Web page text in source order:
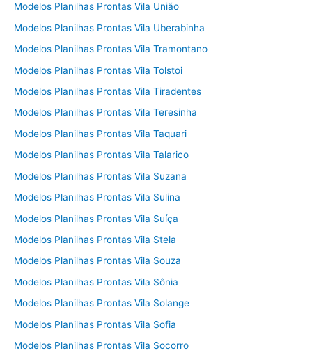
Modelos Planilhas Prontas Vila União
Modelos Planilhas Prontas Vila Uberabinha
Modelos Planilhas Prontas Vila Tramontano
Modelos Planilhas Prontas Vila Tolstoi
Modelos Planilhas Prontas Vila Tiradentes
Modelos Planilhas Prontas Vila Teresinha
Modelos Planilhas Prontas Vila Taquari
Modelos Planilhas Prontas Vila Talarico
Modelos Planilhas Prontas Vila Suzana
Modelos Planilhas Prontas Vila Sulina
Modelos Planilhas Prontas Vila Suíça
Modelos Planilhas Prontas Vila Stela
Modelos Planilhas Prontas Vila Souza
Modelos Planilhas Prontas Vila Sônia
Modelos Planilhas Prontas Vila Solange
Modelos Planilhas Prontas Vila Sofia
Modelos Planilhas Prontas Vila Socorro